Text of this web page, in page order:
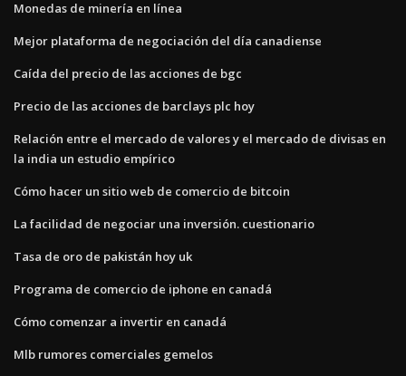
Monedas de minería en línea
Mejor plataforma de negociación del día canadiense
Caída del precio de las acciones de bgc
Precio de las acciones de barclays plc hoy
Relación entre el mercado de valores y el mercado de divisas en
la india un estudio empírico
Cómo hacer un sitio web de comercio de bitcoin
La facilidad de negociar una inversión. cuestionario
Tasa de oro de pakistán hoy uk
Programa de comercio de iphone en canadá
Cómo comenzar a invertir en canadá
Mlb rumores comerciales gemelos